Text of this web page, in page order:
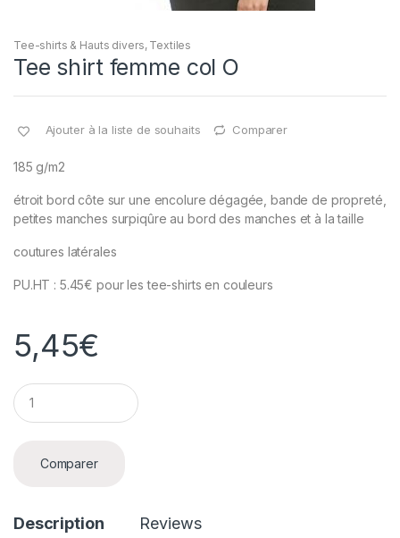
Tee-shirts & Hauts divers, Textiles
Tee shirt femme col O
Ajouter à la liste de souhaits Comparer
185 g/m2
étroit bord côte sur une encolure dégagée, bande de propreté,
petites manches surpiqûre au bord des manches et à la taille
coutures latérales
PU.HT : 5.45€ pour les tee-shirts en couleurs
5,45€
Q
u
a
Comparer
Description Reviews